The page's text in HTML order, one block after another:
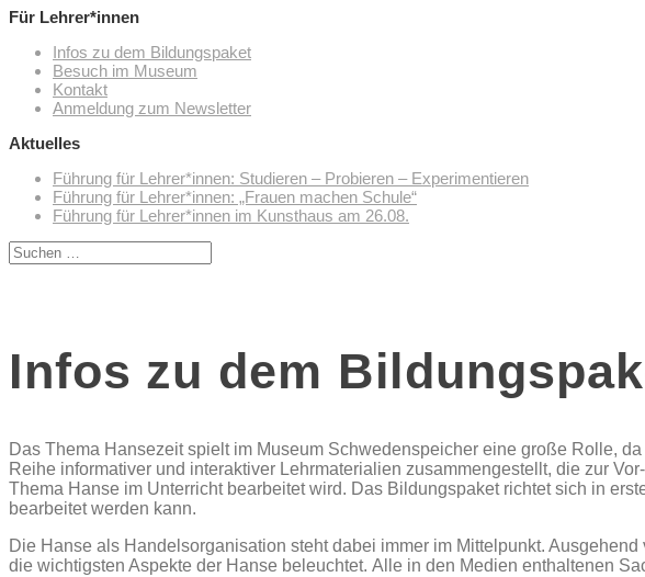
Für Lehrer*innen
Infos zu dem Bildungspaket
Besuch im Museum
Kontakt
Anmeldung zum Newsletter
Aktuelles
Führung für Lehrer*innen: Studieren – Probieren – Experimentieren
Führung für Lehrer*innen: „Frauen machen Schule“
Führung für Lehrer*innen im Kunsthaus am 26.08.
Suchen
nach:
Infos zu dem
Das Thema Hansezeit spielt im Museum Schwedenspeicher eine große Rolle,
Reihe informativer und interaktiver Lehrmaterialien zusammengestellt, die zur
Thema Hanse im Unterricht bearbeitet wird. Das Bildungspaket richtet sich in
bearbeitet werden kann.
Die Hanse als Handelsorganisation steht dabei immer im Mittelpunkt.
die wichtigsten Aspekte der Hanse beleuchtet. Alle in den Medien enthaltenen